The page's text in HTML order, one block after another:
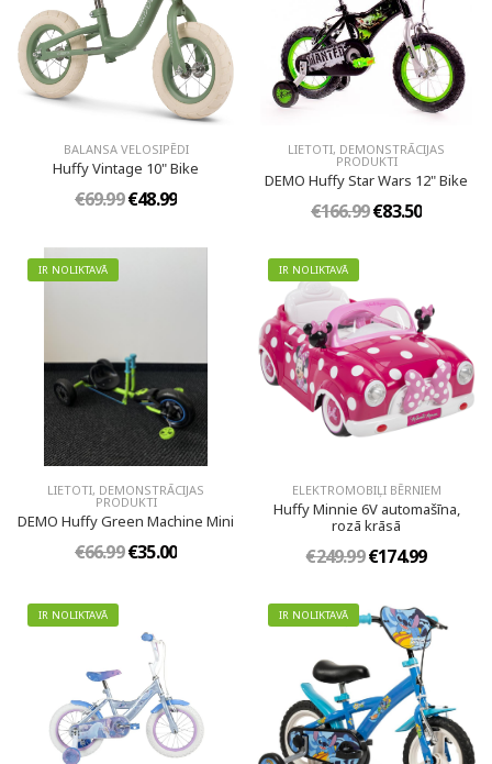
BALANSA VELOSIPĒDI
Huffy Vintage 10" Bike
€69.99€48.99
LIETOTI, DEMONSTRĀCIJAS
PRODUKTI
DEMO Huffy Star Wars 12" Bike
€166.99€83.50
IR NOLIKTAVĀ
LIETOTI, DEMONSTRĀCIJAS
PRODUKTI
DEMO Huffy Green Machine Mini
€66.99€35.00
IR NOLIKTAVĀ
ELEKTROMOBIĻI BĒRNIEM
Huffy Minnie 6V automašīna,
rozā krāsā
€249.99€174.99
IR NOLIKTAVĀ IR NOLIKTAVĀ